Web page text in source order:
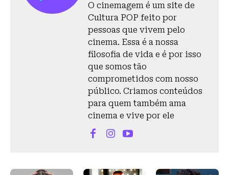
O cinemagem é um site de
Cultura POP feito por
pessoas que vivem pelo
cinema. Essa é a nossa
filosofia de vida e é por isso
que somos tão
comprometidos com nosso
público. Criamos conteúdos
para quem também ama
cinema e vive por ele